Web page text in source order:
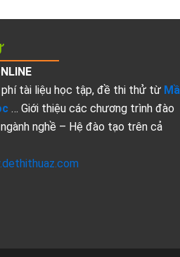
phí tài liệu học tập, đề thi thử từ
… Giới thiệu các chương trình đào
nghề – Hệ đào tạo trên cả